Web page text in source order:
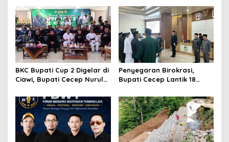
BKC Bupati Cup 2 Digelar di
Ciawi, Bupati Cecep Nurul
Atlet Karate Sejak Usia Dini
Penyegaran Birokrasi,
Bupati Cecep Lantik 18
Pemkab Tasikmalaya